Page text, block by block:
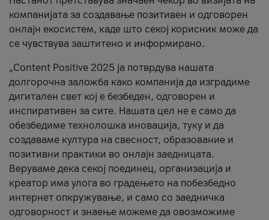
компанијата за создавање позитивен и одговорен
онлајн екосистем, каде што секој корисник може да
се чувствува заштитено и информирано.
„Content Positive 2025 ја потврдува нашата
долгорочна заложба како компанија да изградиме
дигитален свет кој е безбеден, одговорен и
инспиративен за сите. Нашата цел не е само да
обезбедиме технолошка иновација, туку и да
создаваме култура на свесност, образование и
позитивни практики во онлајн заедницата.
Веруваме дека секој поединец, организација и
креатор има улога во градењето на побезбедно
интернет опкружување, и само со заедничка
одговорност и знаење можеме да овозможиме